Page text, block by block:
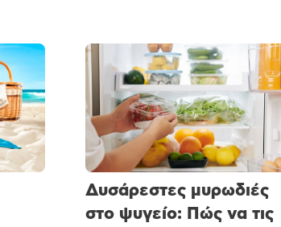
Δυσάρεστες μυρωδιές
στο ψυγείο: Πώς να τις